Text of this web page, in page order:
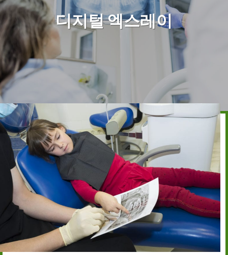
디지털 엑스레이